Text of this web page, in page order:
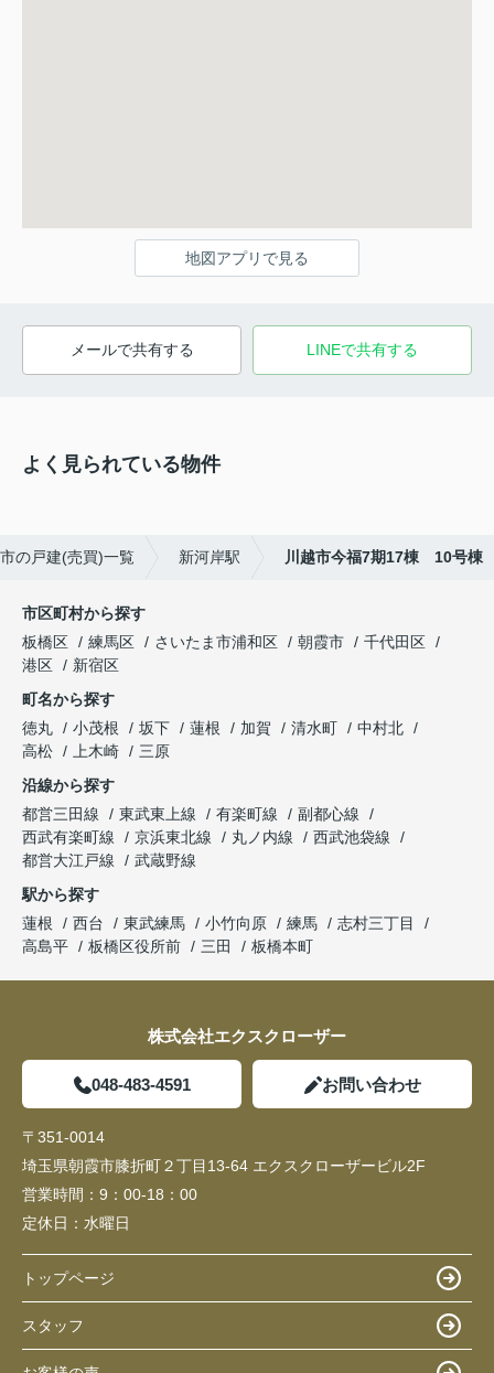
地図アプリで見る
メールで共有する LINEで共有する
よく見られている物件
の戸建(売買)一覧 新河岸駅 川越市今福7期17棟 10号棟
市区町村から探す
板橋区
練馬区 さいたま市浦和区 朝霞市
千代田区
港区
新宿区
町名から探す
徳丸
小茂根 坂下 蓮根 加賀 清水町
中村北
高松
上木崎
三原
沿線から探す
都営三田線
東武東上線 有楽町線
副都心線
西武有楽町線
京浜東北線 丸ノ内線
西武池袋線
都営大江戸線
武蔵野線
駅から探す
蓮根
西台 東武練馬 小竹向原 練馬
志村三丁目
高島平
板橋区役所前 三田 板橋本町
株式会社エクスクローザー
048-483-4591 お問い合わせ
〒351-0014
埼玉県朝霞市膝折町２丁目13-64 エクスクローザービル2F
営業時間： 9：00-18：00
定休日： 水曜日
トップページ
スタッフ